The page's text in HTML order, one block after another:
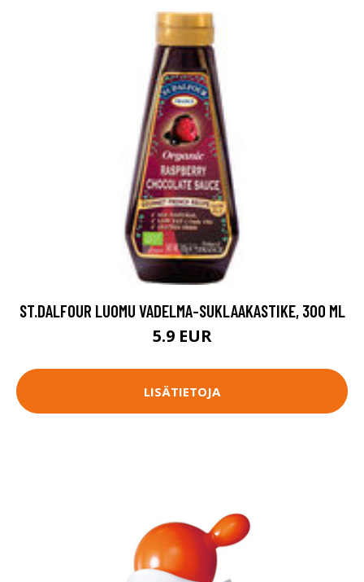
ST.DALFOUR LUOMU VADELMA-SUKLAAKASTIKE, 300 ML
5.9 EUR
LISÄTIETOJA